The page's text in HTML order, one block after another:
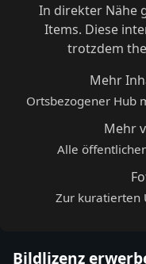
In direkter Nähe
Items. Diese
trotzdem
Mehr
Ortsbezogener Hub
Mehr
Alle
Zur kuratierten
Bildlizenz